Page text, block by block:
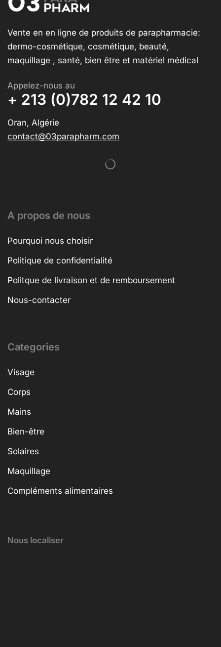
Vente en en ligne de produits de parapharmacie:
dermo-cosmétique, cosmétique, beauté,
maquillage , santé, bien être et matériel médical
Appelez-nous au
+ 213 (0)782 12 42 10
Oran, Algérie
contact@03parapharm.com
A propos de nous
Pourquoi nous choisir
Politique de confidentialité
Politque de livraison et de remboursement
Nous-contacter
Categories
Visage
Corps
Mains
Bien-être
Solaires
Maquillage
Compléments alimentaires
Nous localiser